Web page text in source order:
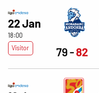
22 Jan
18:00
Visitor
79 82